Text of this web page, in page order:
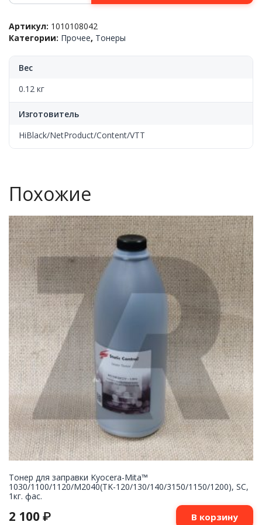
Тонер
Black
для
PC/FC
2,3,
900г,
Артикул: 1010108042
Категории: Прочее, Тонеры
Вес
0.12 кг
Изготовитель
HiBlack/NetProduct/Content/VTT
Похожие
Тонер для заправки Kyocera-Mita™
1030/1100/1120/M2040(TK-120/130/140/3150/1150/1200), SC,
1кг. фас.
2 100 ₽ В корзину